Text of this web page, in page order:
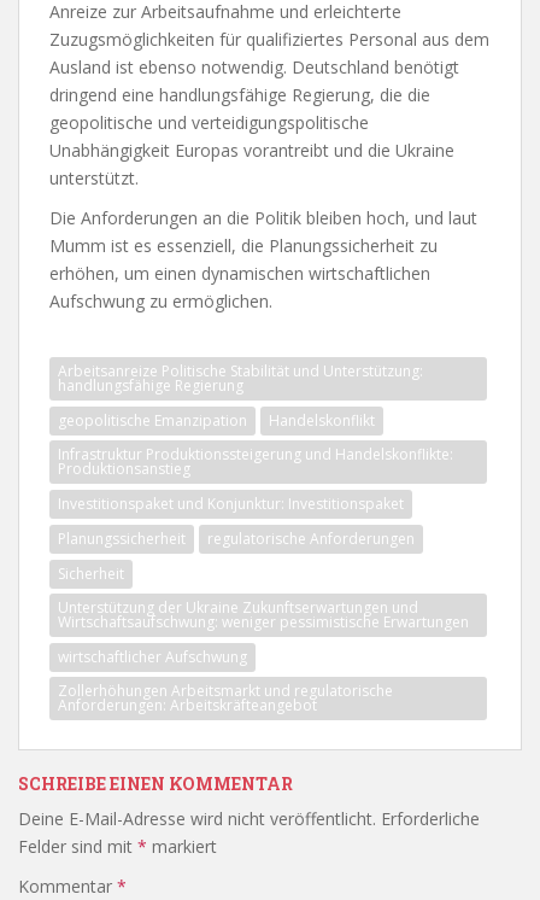
Anreize zur Arbeitsaufnahme und erleichterte
Zuzugsmöglichkeiten für qualifiziertes Personal aus dem
Ausland ist ebenso notwendig. Deutschland benötigt
dringend eine handlungsfähige Regierung, die die
geopolitische und verteidigungspolitische
Unabhängigkeit Europas vorantreibt und die Ukraine
unterstützt.
Die Anforderungen an die Politik bleiben hoch, und laut
Mumm ist es essenziell, die Planungssicherheit zu
erhöhen, um einen dynamischen wirtschaftlichen
Aufschwung zu ermöglichen.
Arbeitsanreize Politische Stabilität und Unterstützung:
handlungsfähige Regierung
geopolitische Emanzipation
Handelskonflikt
Infrastruktur Produktionssteigerung und Handelskonflikte:
Produktionsanstieg
Investitionspaket und Konjunktur: Investitionspaket
Planungssicherheit
regulatorische Anforderungen
Sicherheit
Unterstützung der Ukraine Zukunftserwartungen und
Wirtschaftsaufschwung: weniger pessimistische Erwartungen
wirtschaftlicher Aufschwung
Zollerhöhungen Arbeitsmarkt und regulatorische
Anforderungen: Arbeitskräfteangebot
SCHREIBE EINEN KOMMENTAR
Deine E-Mail-Adresse wird nicht veröffentlicht. Erforderliche
Felder sind mit * markiert
Kommentar *